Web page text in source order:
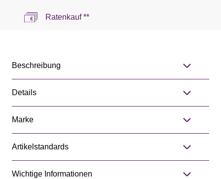
Ratenkauf **
Beschreibung
Details
Marke
Artikelstandards
Wichtige Informationen